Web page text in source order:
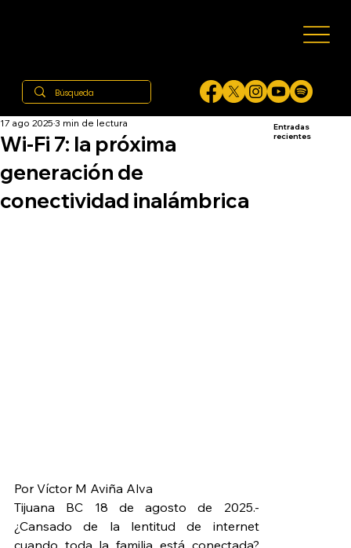
Wi-Fi 7: la próxima
generación de
conectividad inalámbrica
17 ago 2025 3 min de lectura
Por Víctor M Aviña Alva
Tijuana BC 18 de agosto de 2025.-
¿Cansado de la lentitud de internet
Entradas
recientes